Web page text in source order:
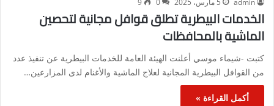
الخدمات البيطرية تطلق قوافل مجانية لتحصين
الماشية بالمحافظات
كتبت -شيماء موسي أعلنت الهيئة العامة للخدمات البيطرية عن تنفيذ عدد
من القوافل البيطرية المجانية لعلاج الماشية والأغنام لدى المزارعين…
أكمل القراءة »